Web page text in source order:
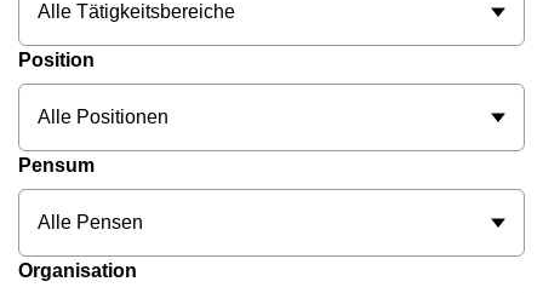
Alle Tätigkeitsbereiche
Position
Alle Positionen
Pensum
Alle Pensen
Organisation